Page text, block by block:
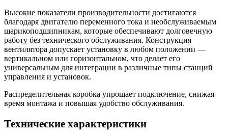
Высокие показатели производительности достигаются
благодаря двигателю переменного тока и необслуживаемым
шарикоподшипникам, которые обеспечивают долговечную
работу без технического обслуживания. Конструкция
вентилятора допускает установку в любом положении —
вертикальном или горизонтальном, что делает его
универсальным для интеграции в различные типы станций
управления и установок.
Распределительная коробка упрощает подключение, снижая
время монтажа и повышая удобство обслуживания.
Технические характеристики